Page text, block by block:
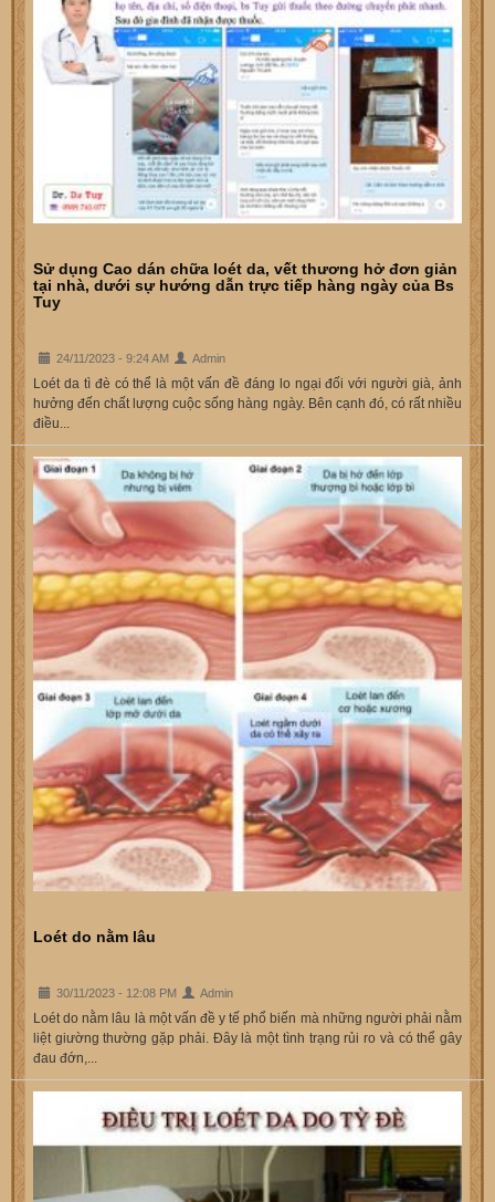
Sử dụng Cao dán chữa loét da, vết thương hở đơn giản
tại nhà, dưới sự hướng dẫn trực tiếp hàng ngày của Bs
Tuy
24/11/2023 - 9:24 AM Admin
Loét da tì đè có thể là một vấn đề đáng lo ngại đối với người già, ảnh
hưởng đến chất lượng cuộc sống hàng ngày. Bên cạnh đó, có rất nhiều
điều...
Loét do nằm lâu
30/11/2023 - 12:08 PM Admin
Loét do nằm lâu là một vấn đề y tế phổ biến mà những người phải nằm
liệt giường thường gặp phải. Đây là một tình trạng rủi ro và có thể gây
đau đớn,...